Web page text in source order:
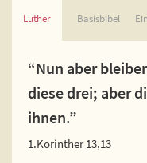
Luther Basisbibel
“Nun aber
diese drei; aber
ihnen.”
1.Korinther 13,13